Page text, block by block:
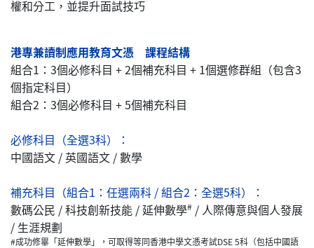
權和分工，並提升面試技巧
港專兼讀制應用教育文憑 課程結構
組合1：3個必修科目 + 2個補充科目 + 1個選修群組（包含3
個指定科目）
組合2：3個必修科目 + 5個補充科目
必修科目（全選3科）：
中國語文 / 英國語文 / 數學
補充科目（組合1：任選兩科 / 組合2：全選5科）：
數碼公民 / 科技創新技能 / 延伸數學# / 人際傳意與個人發展
/ 生涯規劃
#成功修畢「延伸數學」，可取得等同香港中學文憑考試DSE 5科（包括中國語